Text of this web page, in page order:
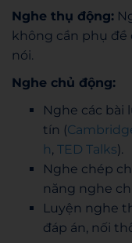
Nghe thụ động:
không cần phụ đề
nói.
Nghe chủ động:
Nghe các bài
tín (
h, TED Talks).
Nghe chép
năng nghe
Luyện nghe
đáp án, nối